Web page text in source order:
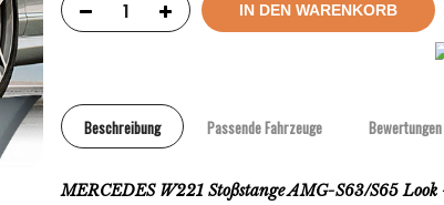
IN DEN WARENKORB
Beschreibung Passende Fahrzeuge
MERCEDES W221 Stoßstange AMG-S63/S65